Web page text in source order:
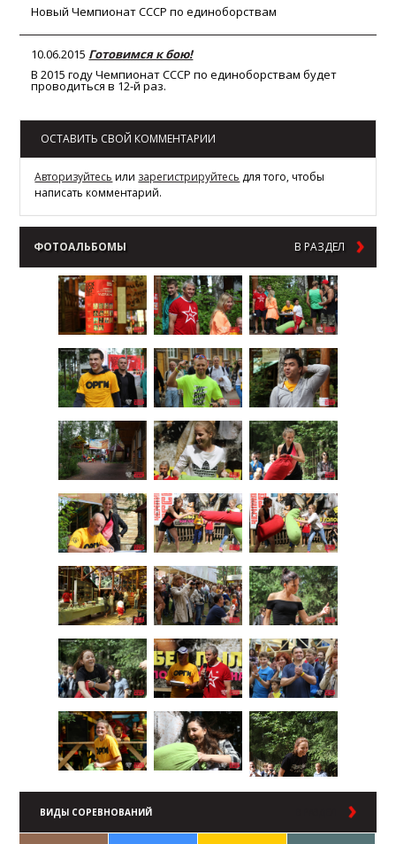
Новый Чемпионат СССР по единоборствам
10.06.2015 Готовимся к бою!
В 2015 году Чемпионат СССР по единоборствам будет
проводиться в 12-й раз.
ОСТАВИТЬ СВОЙ КОММЕНТАРИИ
Авторизуйтесь или зарегистрируйтесь для того, чтобы
написать комментарий.
ФОТОАЛЬБОМЫ В РАЗДЕЛ
ВИДЫ СОРЕВНОВАНИЙ